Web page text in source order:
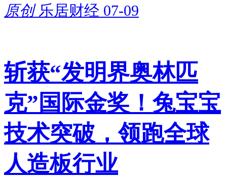
7亿元，绝大部分资金都投入到
补充流动资金，精准瞄准家居新
材料智能化、绿色化的行业发展
趋势，扩张意图十分明确。
二、经营基本面持续向好
原创 乐居财经 07-09
斩获“发明界奥林匹
克”国际金奖！兔宝宝
技术突破，领跑全球
人造板行业